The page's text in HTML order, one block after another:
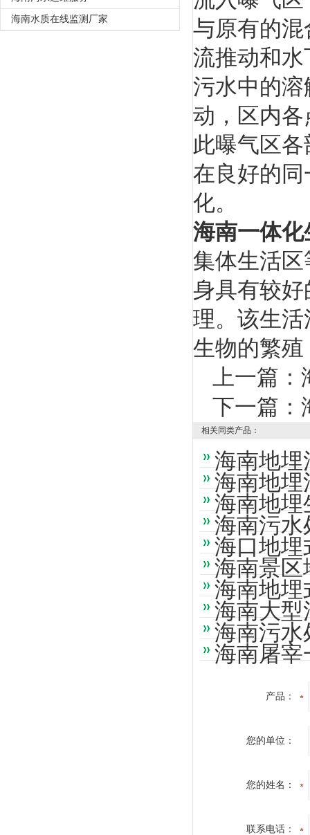
海南水质在线监测厂家
与原有的
流推动和
污水中的
动，区内
此曝气区
在良好的
化。
海南一体
集体生活
身具有较
理。该生
生物的繁
上一篇：
下一篇：
相关同类产品：
海南地埋
海南地埋
海南地埋
海南污水
海口地埋
海南景区
海南地埋
海南大型
海南污水
海南屠宰
产品：
您的单位：
您的姓名：
联系电话：